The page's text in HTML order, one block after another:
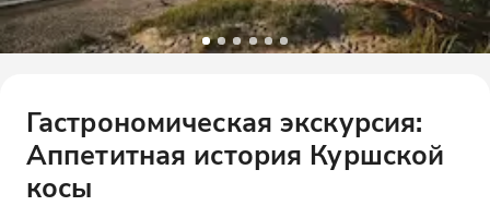
Гастрономическая экскурсия:
Аппетитная история Куршской
косы